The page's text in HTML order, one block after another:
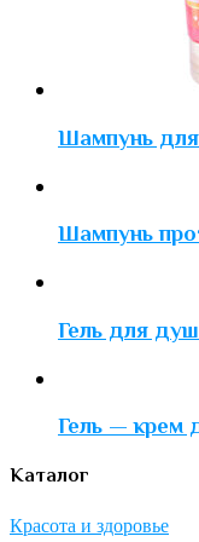
Шампунь для
Шампунь
Гель для
Гель — крем
Каталог
Красота и здоровье